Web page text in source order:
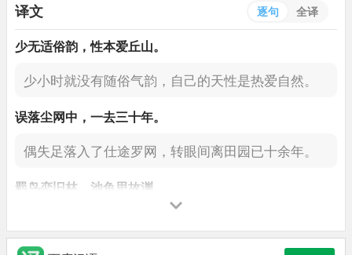
译文 逐句 全译
少无适俗韵 ，性本爱丘山。
少小时就没有随俗气韵， 自己的天性是热爱自然。
误落尘网中， 一去三十年。
偶失足落入了仕途罗网， 转眼间离田园已十余年。
羁鸟恋旧林， 池鱼 思故渊。